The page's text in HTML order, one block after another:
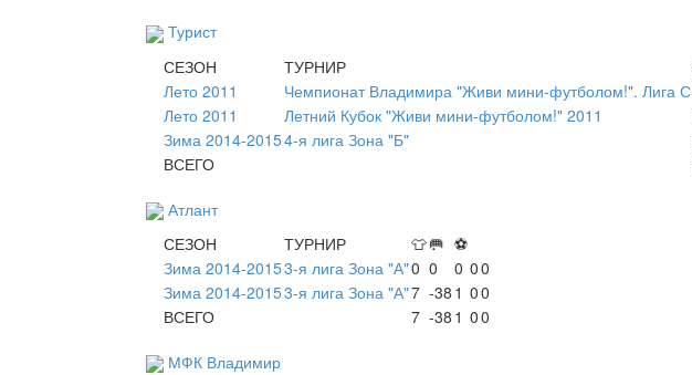
Турист
СЕЗОН
ТУРНИР
Лето 2011
Чемпионат Владимира "Живи мини-футболом!". Лига С
Лето 2011
Летний Кубок "Живи мини-футболом!" 2011
Зима 2014-20154-я лига Зона "Б"
ВСЕГО
Атлант
СЕЗОН
ТУРНИР 👕🥅 ⚽
Зима 2014-20153-я лига Зона "А"0 0 0 00
Зима 2014-20153-я лига Зона "А"7 -38 1 00
ВСЕГО
7 -38 1 00
МФК Владимир